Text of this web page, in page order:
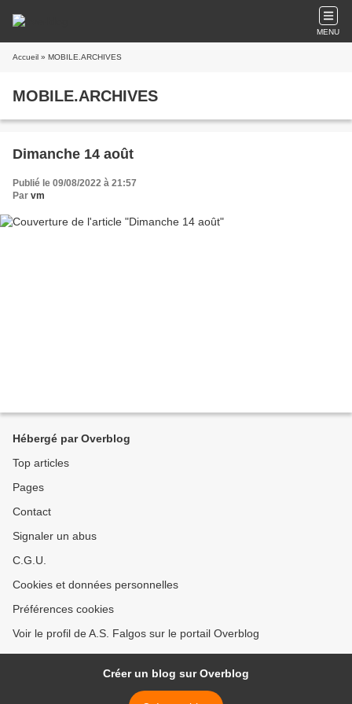
MENU
Accueil » MOBILE.ARCHIVES
MOBILE.ARCHIVES
Dimanche 14 août
Publié le 09/08/2022 à 21:57
Par vm
Hébergé par Overblog
Top articles
Pages
Contact
Signaler un abus
C.G.U.
Cookies et données personnelles
Préférences cookies
Voir le profil de A.S. Falgos sur le portail Overblog
Créer un blog sur Overblog